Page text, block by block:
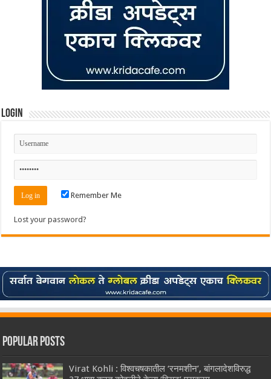
Login
Remember Me
Lost your password?
Popular Posts
Virat Kohli : विश्वचषकातील ‘रनमशीन’, बांगलादेशविरुद्ध